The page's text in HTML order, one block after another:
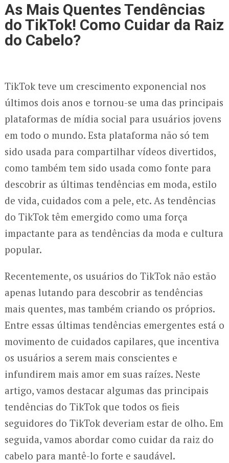
As Mais Quentes Tendências
do TikTok! Como Cuidar da Raiz
do Cabelo?
TikTok teve um crescimento exponencial nos
últimos dois anos e tornou-se uma das principais
plataformas de mídia social para usuários jovens
em todo o mundo. Esta plataforma não só tem
sido usada para compartilhar vídeos divertidos,
como também tem sido usada como fonte para
descobrir as últimas tendências em moda, estilo
de vida, cuidados com a pele, etc. As tendências
do TikTok têm emergido como uma força
impactante para as tendências da moda e cultura
popular.
Recentemente, os usuários do TikTok não estão
apenas lutando para descobrir as tendências
mais quentes, mas também criando os próprios.
Entre essas últimas tendências emergentes está o
movimento de cuidados capilares, que incentiva
os usuários a serem mais conscientes e
infundirem mais amor em suas raízes. Neste
artigo, vamos destacar algumas das principais
tendências do TikTok que todos os fieis
seguidores do TikTok deveriam estar de olho. Em
seguida, vamos abordar como cuidar da raiz do
cabelo para mantê-lo forte e saudável.